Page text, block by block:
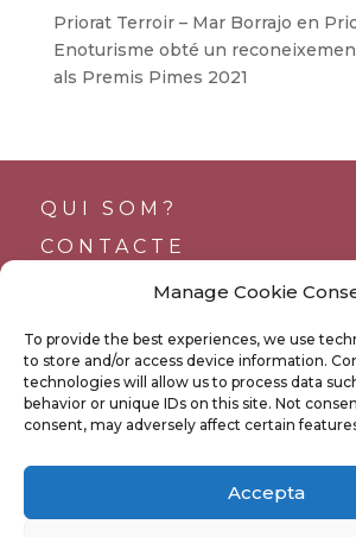
Manage Cookie
To provide the best experiences, we use
to store and/or access device information.
technologies will allow us to process data
behavior or unique IDs on this site. Not
consent, may adversely affect certain
Accepta
Priorat Terroir – Mar Borrajo en
Enoturisme obté un
als Premis Pimes 2021
QUI SOM?
CONTACTE
SUPORTS
BUTLLETÍ
POLÍTICA DE
POLÍTICA